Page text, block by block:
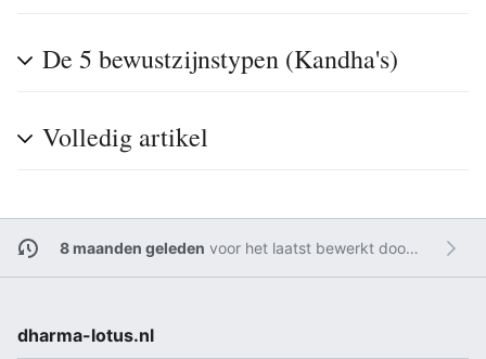
De 5 bewustzijnstypen (Kandha's)
Volledig artikel
8 maanden geleden voor het laatst bewerkt door Admin
dharma-lotus.nl